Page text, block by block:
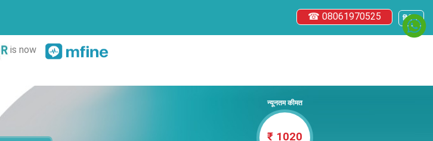
हिंदी ▼
☎ 08061970525
is now
न्यूनतम कीमत
₹ 1020